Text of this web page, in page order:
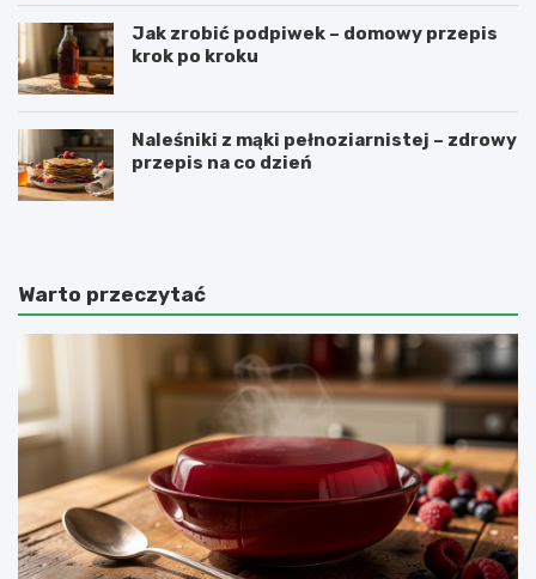
Jak zrobić podpiwek – domowy przepis
krok po kroku
Naleśniki z mąki pełnoziarnistej – zdrowy
przepis na co dzień
Warto przeczytać